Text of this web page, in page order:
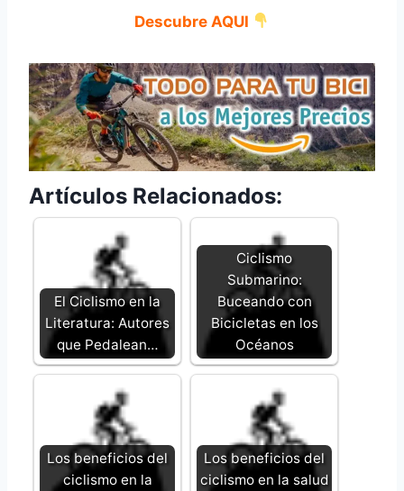
Descubre AQUI
Artículos Relacionados:
El Ciclismo en la
Literatura: Autores
que Pedalean…
Ciclismo
Submarino:
Buceando con
Bicicletas en los
Océanos
Los beneficios del
ciclismo en la
Los beneficios del
ciclismo en la salud